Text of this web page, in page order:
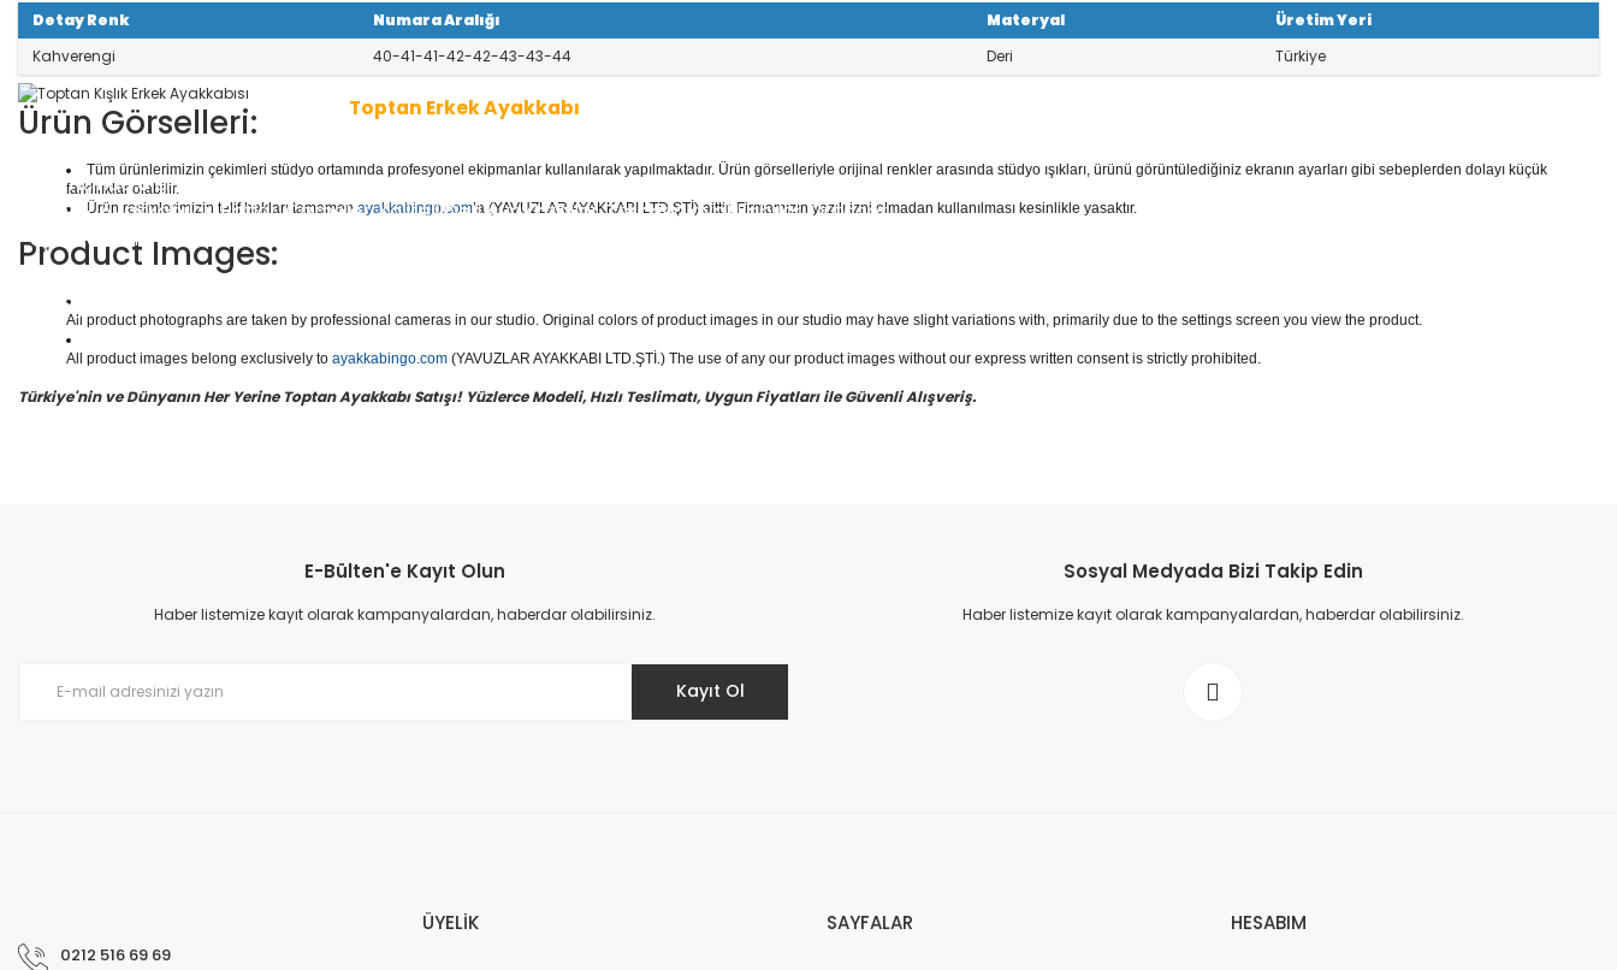
Detay Renk Numara Aralığı Materyal
Üretim Yeri
Kahverengi
40-41-41-42-42-43-43-44 Deri Türkiye
Toptan Erkek Ayakkabı
1 seri içinde8çift ayakkabı bulunur. Toptan Erkek Ayakkabı
kategorisinde; Sandaletler, Deri
Günlük Ayakkabılar, Botlar, Çizmeler, Kaliteli Deri Ayakkabılar, Trekking ayakkabılar, Outdoor
ayakkabılar ve daha binlerce model erkek ayakkabısı mevcuttur.
Yüzlerce modeli, hızlı teslimatı, uygun
n doğru adresi Yavuzlar Ayakkabı!
Ürün Görselleri:
Tüm ürünlerimizin çekimleri stüdyo ortamında profesyonel ekipmanlar kullanılarak yapılmaktadır. Ürün görselleriyle orijinal renkler arasında stüdyo ışıkları, ürünü görüntülediğiniz ekranın ayarları gibi sebeplerden dolayı küçük
farklılıklar olabilir.
Ürün resimlerimizin telif hakları tamamen ayakkabingo.com’a (YAVUZLAR AYAKKABI LTD.ŞTİ) aittir. Firmamızın yazılı izni olmadan kullanılması kesinlikle yasaktır.
Product Images:
All product photographs are taken by professional cameras in our studio. Original colors of product images in our studio may have slight variations with, primarily due to the settings screen you view the product.
All product images belong exclusively to ayakkabingo.com (YAVUZLAR AYAKKABI LTD.ŞTİ.) The use of any our product images without our express written consent is strictly prohibited.
Türkiye'nin ve Dünyanın Her Yerine Toptan Ayakkabı Satışı! Yüzlerce Modeli, Hızlı Teslimatı, Uygun Fiyatları ile Güvenli Alışveriş.
E-Bülten'e Kayıt Olun
Haber listemize kayıt olarak kampanyalardan, haberdar olabilirsiniz.
Kayıt Ol
Sosyal Medyada Bizi Takip Edin
Haber listemize kayıt olarak kampanyalardan, haberdar olabilirsiniz.
0212 516 69 69
ÜYELİK SAYFALAR HESABIM